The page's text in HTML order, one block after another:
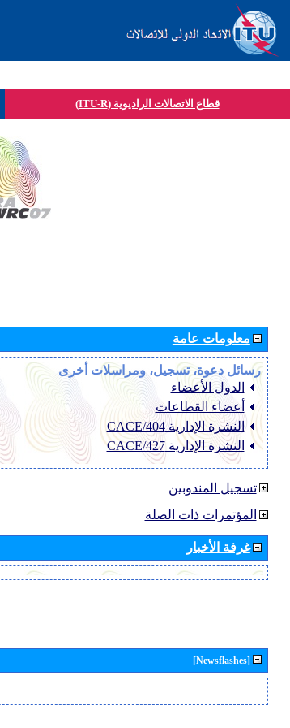
قطاع الاتصالات الراديوية (ITU-R)
معلومات عامة
رسائل دعوة، تسجيل، ومراسلات أخرى
الدول الأعضاء
أعضاء القطاعات
النشرة الإدارية CACE/404
النشرة الإدارية CACE/427
تسجيل المندوبين
المؤتمرات ذات الصلة
غرفة الأخبار
[Newsflashes]